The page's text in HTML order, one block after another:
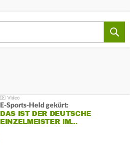
E-Sports-Held gekürt:
DAS IST DER DEUTSCHE
EINZELMEISTER IM…